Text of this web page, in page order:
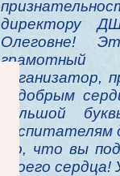
директору
Олеговне!
грамотный
организатор,
и добрым
большой
воспитателям
то, что вы
своего